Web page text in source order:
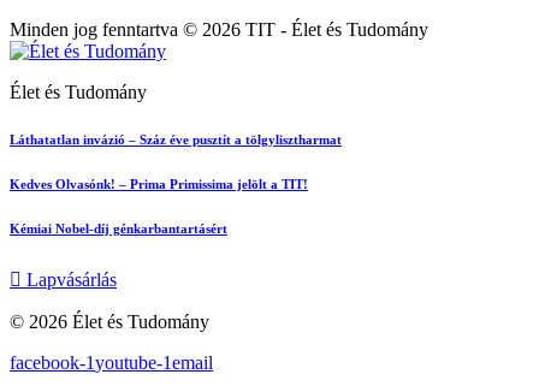
Minden jog fenntartva © 2026 TIT - Élet és Tudomány
Élet és Tudomány
Láthatatlan invázió – Száz éve pusztít a tölgylisztharmat
Kedves Olvasónk! – Prima Primissima jelölt a TIT!
Kémiai Nobel-díj génkarbantartásért
Lapvásárlás
© 2026 Élet és Tudomány
facebook-1youtube-1email